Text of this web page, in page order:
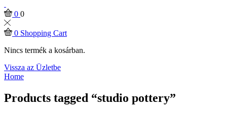
0 0
0 Shopping Cart
Nincs termék a kosárban.
Vissza az Üzletbe
Home
Products tagged “studio pottery”